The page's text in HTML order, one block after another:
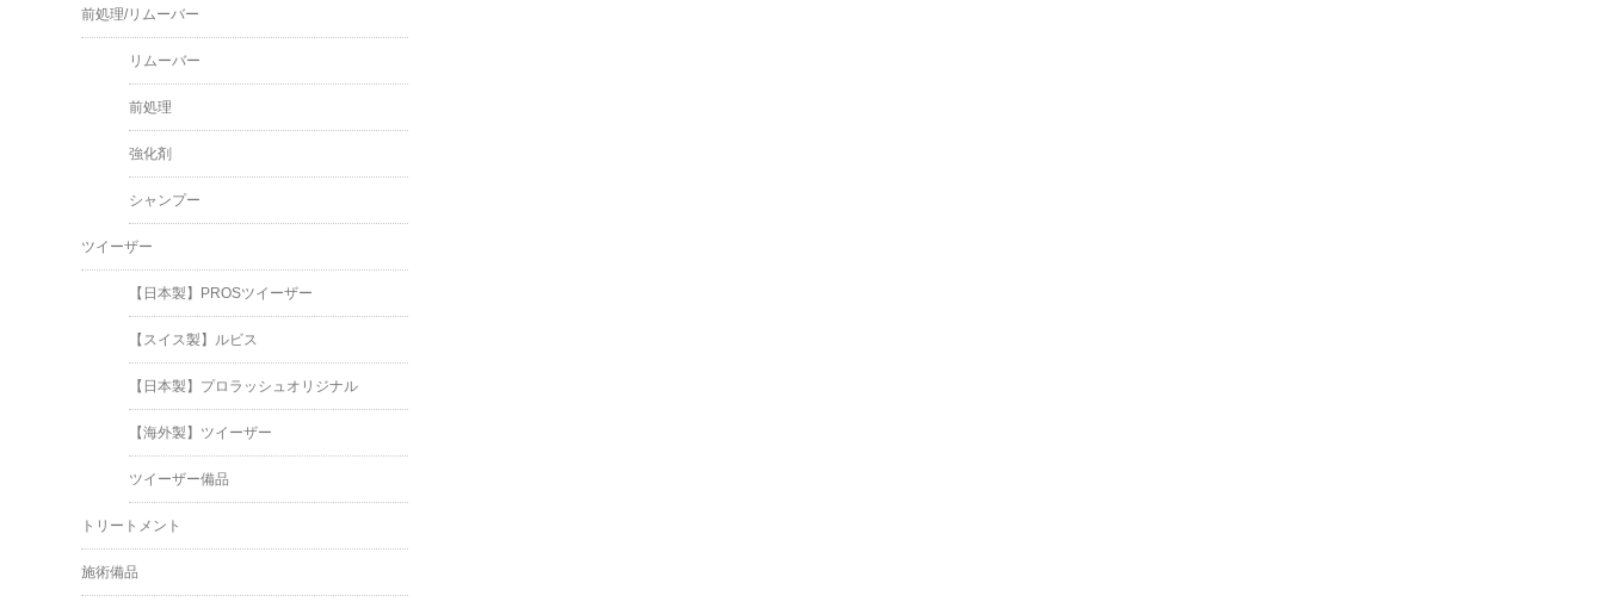
前処理/リムーバー
リムーバー
前処理
強化剤
シャンプー
ツイーザー
【日本製】PROSツイーザー
【スイス製】ルビス
【日本製】プロラッシュオリジナル
【海外製】ツイーザー
ツイーザー備品
トリートメント
施術備品